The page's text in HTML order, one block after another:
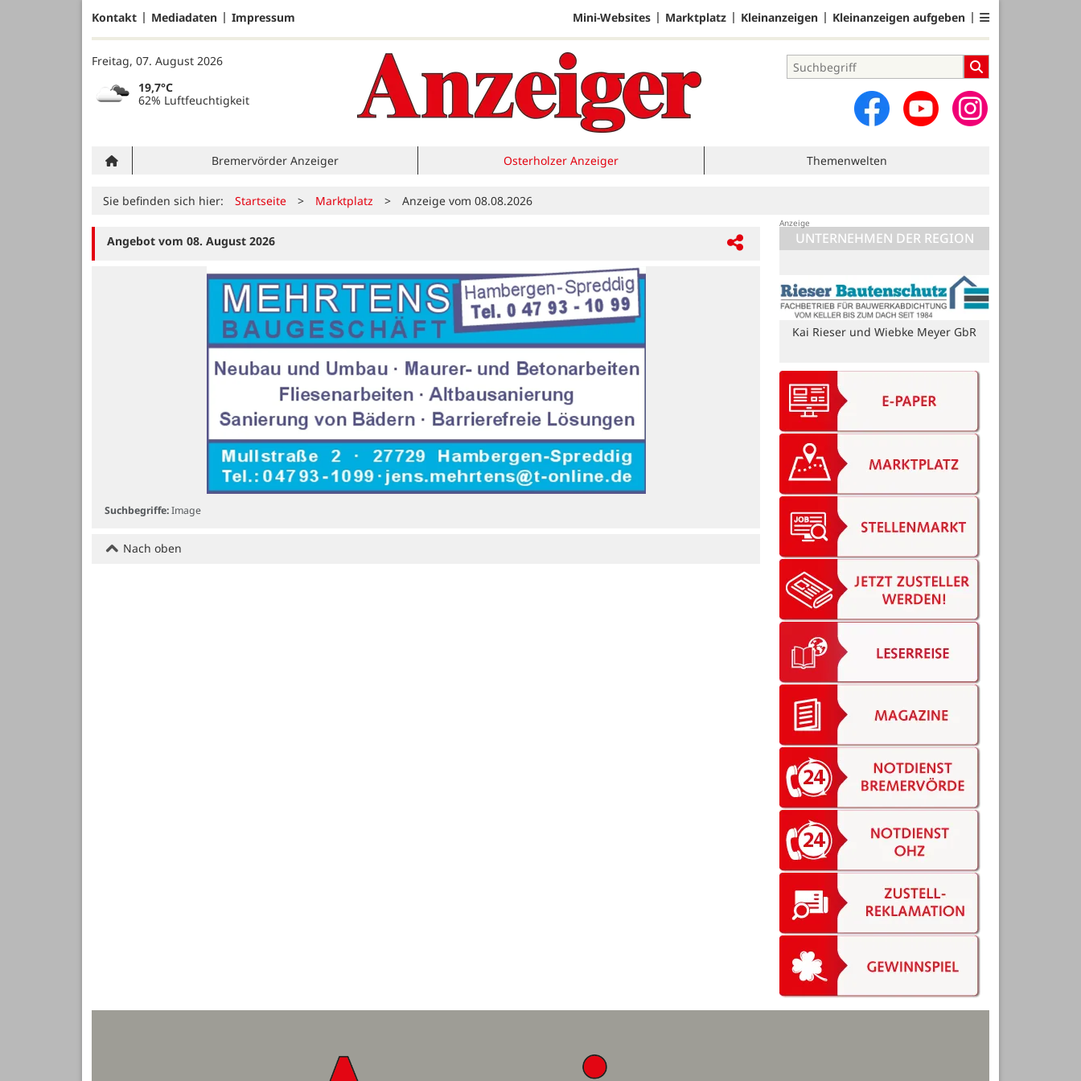
Kontakt Mediadaten Impressum Mini-Websites Marktplatz Kleinanzeigen Kleinanzeigen aufgeben
Freitag, 07. August 2026
19,7°C
62% Luftfeuchtigkeit
Bremervörder Anzeiger Osterholzer Anzeiger Themenwelten
Sie befinden sich hier: Startseite > Marktplatz > Anzeige vom 08.08.2026
Angebot vom 08. August 2026
Suchbegriffe:Image
Nach oben
UNTERNEHMEN DER REGION
Kai Rieser und Wiebke Meyer GbR